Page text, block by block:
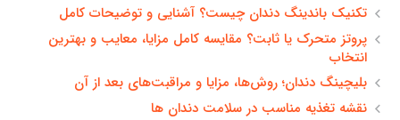
تکنیک باندینگ دندان چیست؟ آشنایی و توضیحات کامل
پروتز متحرک یا ثابت؟ مقایسه کامل مزایا، معایب و بهترین
انتخاب
بلیچینگ دندان؛ روش‌ها، مزایا و مراقبت‌های بعد از آن
نقشه تغذیه مناسب در سلامت دندان ها